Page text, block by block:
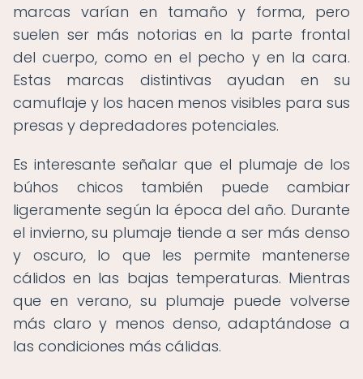
marcas varían en tamaño y forma, pero
suelen ser más notorias en la parte frontal
del cuerpo, como en el pecho y en la cara.
Estas marcas distintivas ayudan en su
camuflaje y los hacen menos visibles para sus
presas y depredadores potenciales.
Es interesante señalar que el plumaje de los
búhos chicos también puede cambiar
ligeramente según la época del año. Durante
el invierno, su plumaje tiende a ser más denso
y oscuro, lo que les permite mantenerse
cálidos en las bajas temperaturas. Mientras
que en verano, su plumaje puede volverse
más claro y menos denso, adaptándose a
las condiciones más cálidas.